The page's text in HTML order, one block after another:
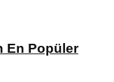
En Popüler